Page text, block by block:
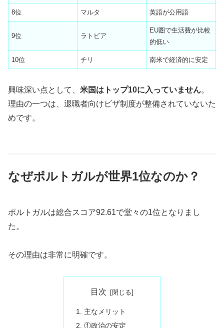
8位 マルタ 英語が公用語
9位 ラトビア
EU圏で生活費が比較
的低い
10位 チリ 南米で経済的に安定
興味深い点として、 米国はトップ10に入っていません。
理由の一つは、退職者向けビザ制度が整備されていないた
めです。
なぜポルトガルが世界1位なのか？
ポルトガルは総合スコア92.61で堂々の1位となりまし
た。
その理由は非常に明確です。
目次
主なメリット
①政治の安定